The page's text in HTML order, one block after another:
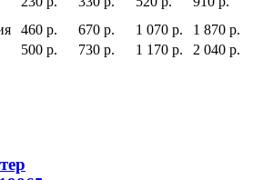
460 р. 670 р. 1 070 р.
1 870 р.
500 р. 730 р. 1 170 р. 2 040 р.